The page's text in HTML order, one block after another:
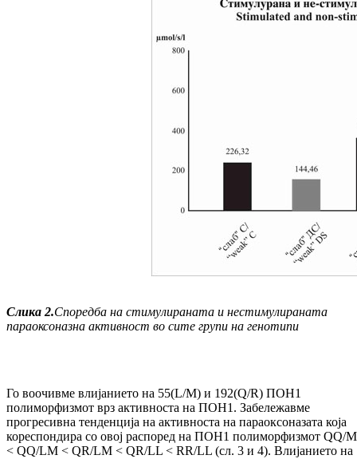
Слика 2.Споредба на стимулираната и нестимулираната
параоксоназна активност во сите групи на генотипи
Го воочивме влијанието на 55(L/M) и 192(Q/R) ПОН1
полиморфизмот врз активноста на ПОН1. Забележавме
прогресивна тенденција на активноста на параоксоназата која
кореспондира со овој распоред на ПОН1 полиморфизмот QQ/
< QQ/LM < QR/LM < QR/LL < RR/LL (сл. 3 и 4). Влијанието на